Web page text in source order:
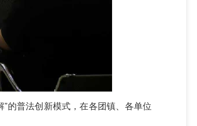
的普法创新模式，在各团镇、各单位